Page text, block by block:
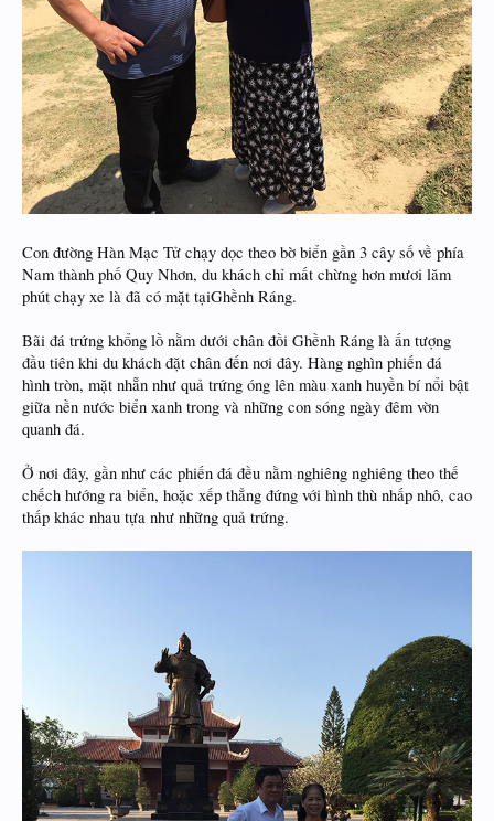
Con đường Hàn Mạc Tử chạy dọc theo bờ biển gần 3 cây số về phía
Nam thành phố Quy Nhơn, du khách chỉ mất chừng hơn mươi lăm
phút chạy xe là đã có mặt tạiGhềnh Ráng.
Bãi đá trứng khổng lồ nằm dưới chân đồi Ghềnh Ráng là ấn tượng
đầu tiên khi du khách đặt chân đến nơi đây. Hàng nghìn phiến đá
hình tròn, mặt nhẵn như quả trứng óng lên màu xanh huyền bí nổi bật
giữa nền nước biển xanh trong và những con sóng ngày đêm vờn
quanh đá.
Ở nơi đây, gần như các phiến đá đều nằm nghiêng nghiêng theo thế
chếch hướng ra biển, hoặc xếp thẳng đứng với hình thù nhấp nhô, cao
thấp khác nhau tựa như những quả trứng.